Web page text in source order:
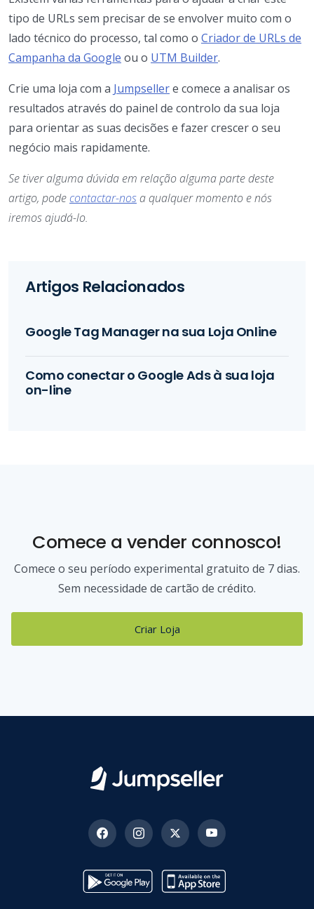
tipo de URLs sem precisar de se envolver muito com o
lado técnico do processo, tal como o Criador de URLs de
Campanha da Google ou o UTM Builder.
Crie uma loja com a Jumpsellere comece a analisar os
resultados através do painel de controlo da sua loja
para orientar as suas decisões e fazer crescer o seu
negócio mais rapidamente.
Se tiver alguma dúvida em relação alguma parte deste
artigo, podecontactar-nosa qualquer momento e nós
iremos ajudá-lo.
Artigos Relacionados
Google Tag Manager na sua Loja Online
Como conectar o Google Ads à sua loja
on-line
Comece a vender connosco!
Comece o seu período experimental gratuito de 7 dias.
Sem necessidade de cartão de crédito.
Criar Loja